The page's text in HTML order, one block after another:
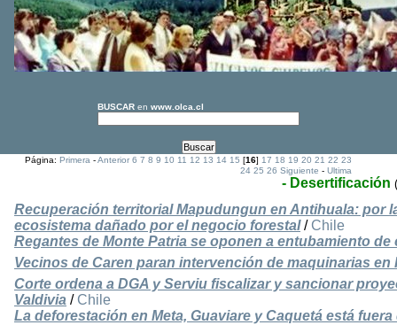
BUSCAR en www.olca.cl
Página:Primera -Anterior 6 7 8 9 10 11 12 13 14 15 [16]17 18 19 20 21 22 23
24 25 26 Siguiente -Ultima
- Desertificación
Recuperación territorial Mapudungun en Antihuala: por
ecosistema dañado por el negocio forestal/ Chile
Regantes de Monte Patria se oponen a entubamiento de
Vecinos de Caren paran intervención de maquinarias en
Corte ordena a DGA y Serviu fiscalizar y sancionar
Valdivia / Chile
La deforestación en Meta, Guaviare y Caquetá está